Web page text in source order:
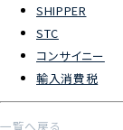
SHIPPER
STC
コンサイニー
輸入消費税
一覧へ戻る